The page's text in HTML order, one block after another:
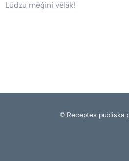
Lūdzu mēģini vēlāk!
© Receptes publiskā